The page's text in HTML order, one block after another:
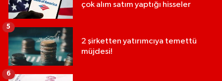
çok alım satım yaptığı hisseler
2 şirketten yatırımcıya temettü
müjdesi!
5
6